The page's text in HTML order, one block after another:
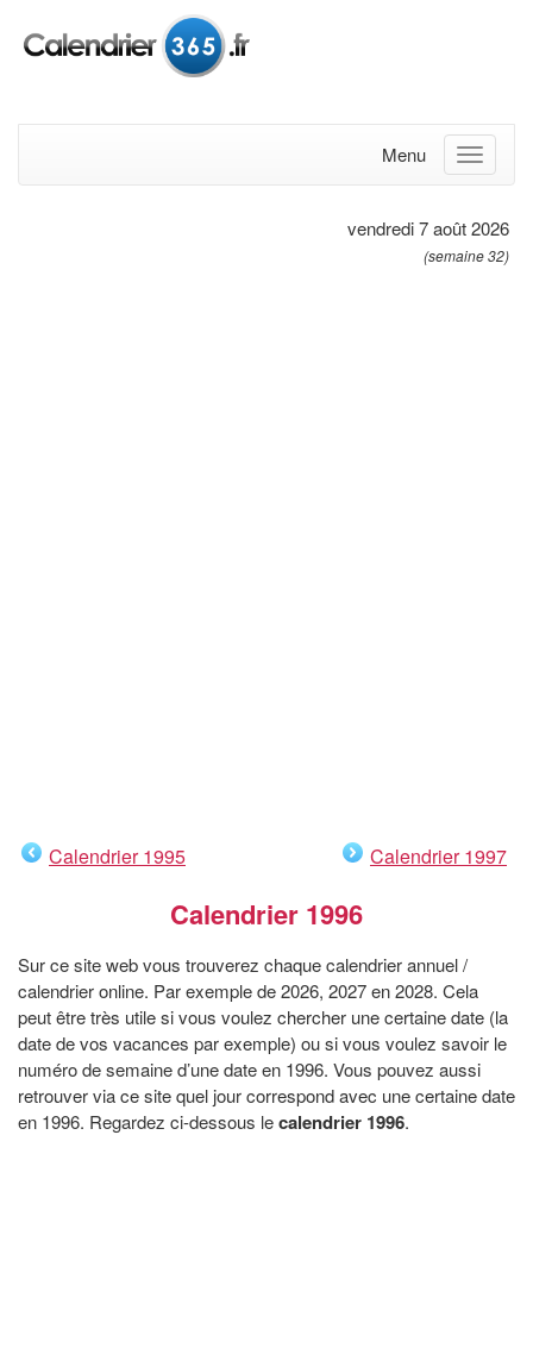
Menu
vendredi 7 août 2026
(semaine 32)
Calendrier 1995 Calendrier 1997
Calendrier 1996
Sur ce site web vous trouverez chaque calendrier annuel /
calendrier online. Par exemple de 2026, 2027 en 2028. Cela
peut être très utile si vous voulez chercher une certaine date (la
date de vos vacances par exemple) ou si vous voulez savoir le
numéro de semaine d’une date en 1996. Vous pouvez aussi
retrouver via ce site quel jour correspond avec une certaine date
en 1996. Regardez ci-dessous lecalendrier 1996.